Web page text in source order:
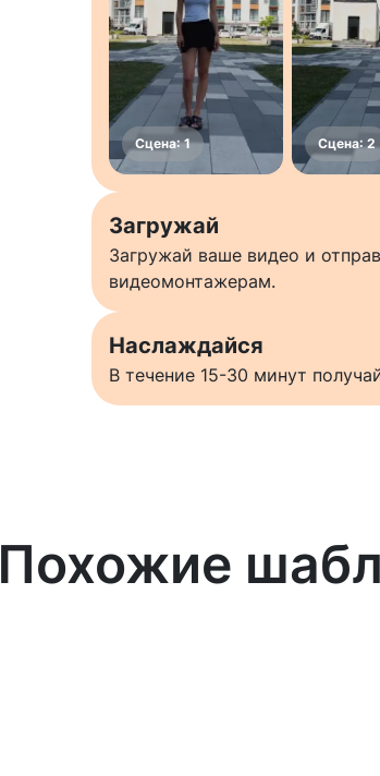
Загружай
Загружай ваше видео и
видеомонтажерам.
Наслаждайся
В течение 15-30 минут
Похожие